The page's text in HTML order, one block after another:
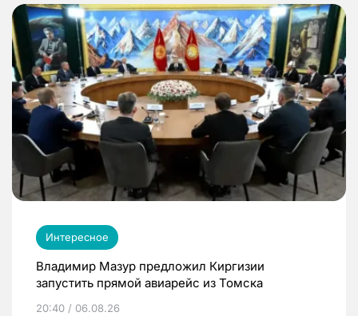
Интересное
Владимир Мазур предложил Киргизии
запустить прямой авиарейс из Томска
20:40 / 06.08.26